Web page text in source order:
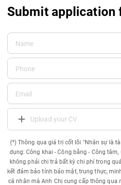
Submit application
Upload your CV
(*) Thông qua giá trị cốt lõi "Nhân sự là
dụng: Công khai - Công bằng - Công
không phải chi trả bất kỳ chi phí trong
kết đảm bảo tính bảo mật, trung thực,
cá nhân mà Anh Chị cung cấp thông qua